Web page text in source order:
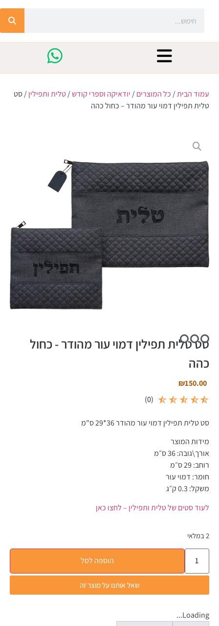
עמוד הבית/ כל המוצרים/ יודאיקה וספרי קודש/טלית ותפילין/ סט
טלית תפילין דמוי עור מהודר – כחול כהה
סט טלית תפילין דמוי עור מהודר - כחול
כהה
₪150.00
(
0
)
סט טלית תפילין דמוי עור מהודר 36*29 ס"מ
מידות המוצר
אורך\גובה: 36 ס״מ
רוחב: 29 ס״מ
חומר: דמוי עור
משקל: 0.3 ק״ג
לעוד סטים של טלית ותפילין – לחצו כאן
2 במלאי
הוספה לסל
שאל אותנו על מוצר זה
Loading...